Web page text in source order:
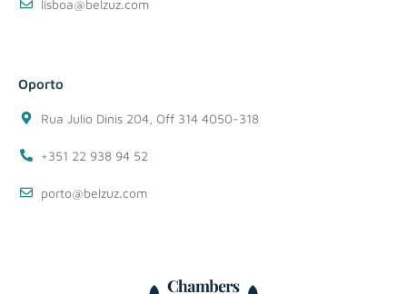
lisboa@belzuz.com
Oporto
Rua Julio Dinis 204, Off 314 4050-318
+351 22 938 94 52
porto@belzuz.com